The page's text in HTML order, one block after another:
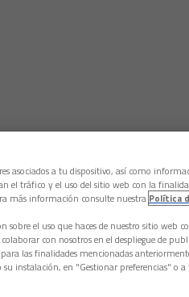
asociados a tu dispositivo, así como
el tráfico y el uso del sitio web con la
más información consulte nuestra Política
el uso que haces de nuestro sitio web
con nosotros en el despliegue de
para las finalidades mencionadas
instalación, en "Gestionar preferencias" o a